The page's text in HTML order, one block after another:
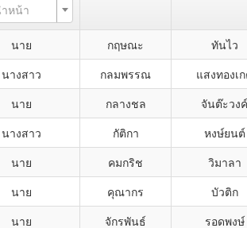
หน้า
นาย กฤษณะ ทันไว
นางสาว กลมพรรณ แสงทองเ
นาย กลางชล จันต๊ะวงค์
นางสาว กัติกา หงษ์ยนต์
นาย คมกริช วิมาลา
นาย คุณากร บัวติก
นาย จักรพันธ์ รอดพงษ์